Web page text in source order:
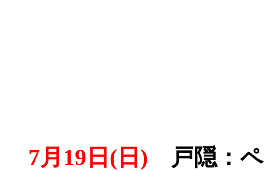
7月19日(日) 戸隠：ペ